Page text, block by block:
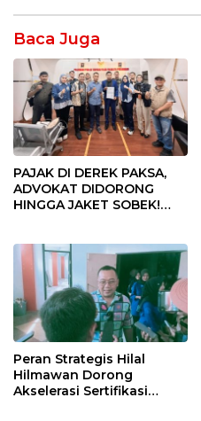
Baca Juga
PAJAK DI DEREK PAKSA,
ADVOKAT DIDORONG
HINGGA JAKET SOBEK!
Pekanbaru!
Peran Strategis Hilal
Hilmawan Dorong
Akselerasi Sertifikasi